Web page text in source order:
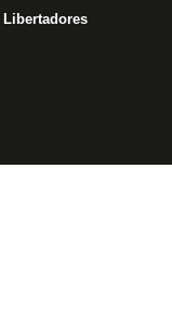
Libertadores